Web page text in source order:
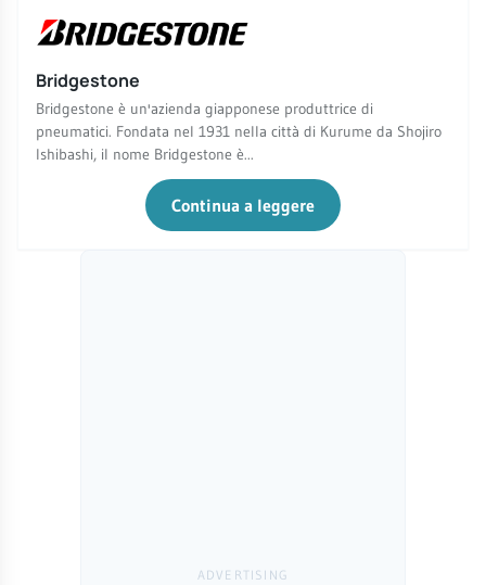
Bridgestone
Bridgestone è un'azienda giapponese produttrice di
pneumatici. Fondata nel 1931 nella città di Kurume da Shojiro
Ishibashi, il nome Bridgestone è...
Continua a leggere